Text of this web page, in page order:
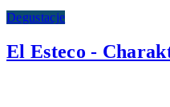
Degustacje
El Esteco -